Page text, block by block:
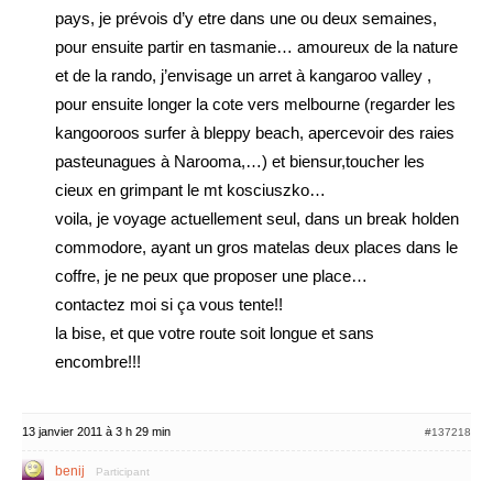
pays, je prévois d’y etre dans une ou deux semaines,
pour ensuite partir en tasmanie… amoureux de la nature
et de la rando, j’envisage un arret à kangaroo valley ,
pour ensuite longer la cote vers melbourne (regarder les
kangooroos surfer à bleppy beach, apercevoir des raies
pasteunagues à Narooma,…) et biensur,toucher les
cieux en grimpant le mt kosciuszko…
voila, je voyage actuellement seul, dans un break holden
commodore, ayant un gros matelas deux places dans le
coffre, je ne peux que proposer une place…
contactez moi si ça vous tente!!
la bise, et que votre route soit longue et sans
encombre!!!
13 janvier 2011 à 3 h 29 min #137218
benij Participant